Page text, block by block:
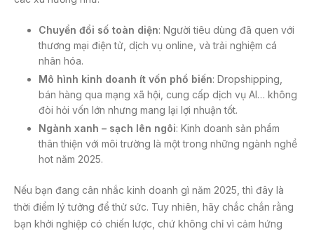
Chuyển đổi số toàn diện: Người tiêu dùng đã quen với
thương mại điện tử, dịch vụ online, và trải nghiệm cá
nhân hóa.
Mô hình kinh doanh ít vốn phổ biến: Dropshipping,
bán hàng qua mạng xã hội, cung cấp dịch vụ AI… không
đòi hỏi vốn lớn nhưng mang lại lợi nhuận tốt.
Ngành xanh – sạch lên ngôi: Kinh doanh sản phẩm
thân thiện với môi trường là một trong những ngành nghề
hot năm 2025.
Nếu bạn đang cân nhắc kinh doanh gì năm 2025, thì đây là
thời điểm lý tưởng để thử sức. Tuy nhiên, hãy chắc chắn rằng
bạn khởi nghiệp có chiến lược, chứ không chỉ vì cảm hứng